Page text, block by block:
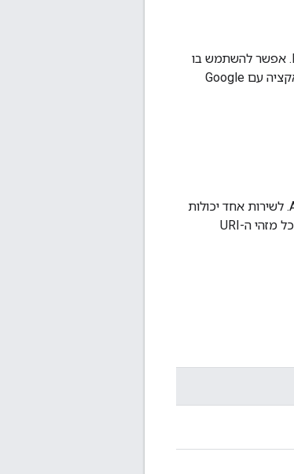
הוא מפרט קריא למחשבים לתיאור ולשימוש של ממשקי API בארכיטקטורת REST. אפשר להשתמש בו
כדי ליצור ספריות לקוח, יישומי פלאגין של סביבת פיתוח משולבת (IDE) וכלים אחרים שיוצרים אינטראקציה עם Google
היא כתובת URL בסיסית שמציינת את כתובת הרשת של שירות API. לשירות אחד יכולות
להיות כמה נקודות קצה (endpoint) של שירות. השירות הזה כולל את נקודת הקצה הבאה של השירות, וכל מזהי ה-URI